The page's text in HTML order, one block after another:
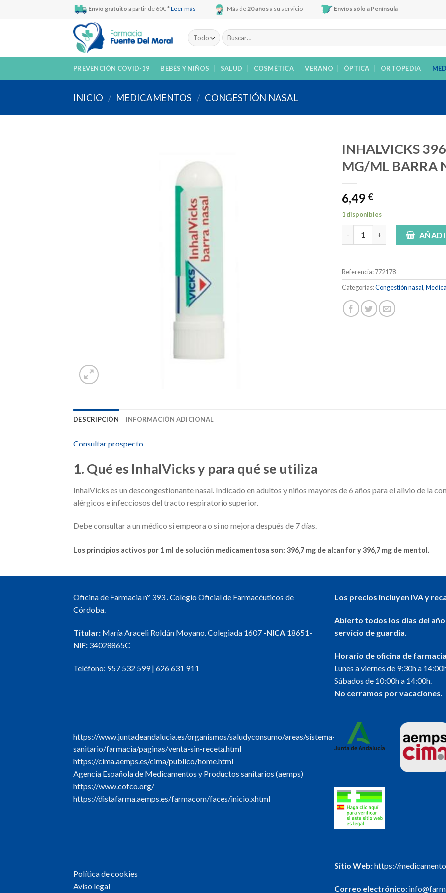
Envío gratuito a partir de 60€ * Leer más Más de20 añosa su servicio Envíos sólo a Península
Buscar
por:
PREVENCIÓN COVID-19 BEBÉS Y NIÑOS SALUD COSMÉTICA VERANO ÓPTICA ORTOPEDIA
INICIO / MEDICAMENTOS / CONGESTIÓN NASAL
INHALVICKS
MG/ML BARRA
6,49 €
1 disponibles
INHALVICKS 396,7 MG/ML +
Referencia:772178
Categorías:Congestión nasal,
DESCRIPCIÓN INFORMACIÓN ADICIONAL
Consultar prospecto
1. Qué es InhalVicks y para qué se utiliza
InhalVicks es un descongestionante nasal. Indicado en adultos y niños mayores de 6 años para el alivio de la
alérgicos e infecciosos del tracto respiratorio superior.
Debe consultar a un médico si empeora o si no mejora después de 7 días.
Los principios activos por 1 ml de solución medicamentosa son: 396,7 mg de alcanfor y 396,7 mg de mentol.
Oficina de Farmacia nº 393 . Colegio Oficial de Farmacéuticos de
Córdoba.
Titular: María Araceli Roldán Moyano. Colegiada 1607 -NICA 18651-
NIF: 34028865C
Teléfono: 957 532 599| 626 631 911
Los precios incluyen IVA y
Abierto todos los días del
servicio de guardia.
Horario de oficina de
Lunes a viernes de 9:30h a
Sábados de 10:00h a 14:00h.
No cerramos por vacaciones.
https://www.juntadeandalucia.es/organismos/saludyconsumo/areas/sistema-
sanitario/farmacia/paginas/venta-sin-receta.html
https://cima.aemps.es/cima/publico/home.html
Agencia Española de Medicamentos y Productos sanitarios (aemps)
https://www.cofco.org/
https://distafarma.aemps.es/farmacom/faces/inicio.xhtml
Política de cookies
Aviso legal
Sitio Web:https://
Correo electrónico: